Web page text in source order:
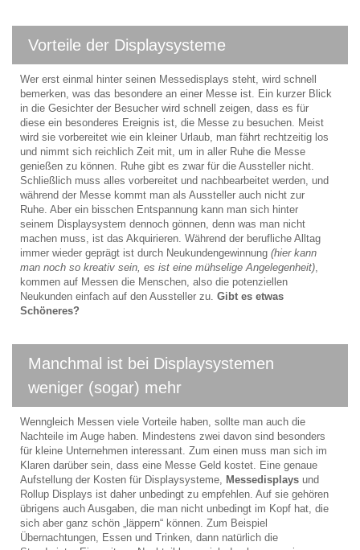
Vorteile der Displaysysteme
Wer erst einmal hinter seinen Messedisplays steht, wird schnell
bemerken, was das besondere an einer Messe ist. Ein kurzer Blick
in die Gesichter der Besucher wird schnell zeigen, dass es für
diese ein besonderes Ereignis ist, die Messe zu besuchen. Meist
wird sie vorbereitet wie ein kleiner Urlaub, man fährt rechtzeitig los
und nimmt sich reichlich Zeit mit, um in aller Ruhe die Messe
genießen zu können. Ruhe gibt es zwar für die Aussteller nicht.
Schließlich muss alles vorbereitet und nachbearbeitet werden, und
während der Messe kommt man als Aussteller auch nicht zur
Ruhe. Aber ein bisschen Entspannung kann man sich hinter
seinem Displaysystem dennoch gönnen, denn was man nicht
machen muss, ist das Akquirieren. Während der berufliche Alltag
immer wieder geprägt ist durch Neukundengewinnung (hier kann
man noch so kreativ sein, es ist eine mühselige Angelegenheit),
kommen auf Messen die Menschen, also die potenziellen
Neukunden einfach auf den Aussteller zu. Gibt es etwas
Schöneres?
Manchmal ist bei Displaysystemen
weniger (sogar) mehr
Wenngleich Messen viele Vorteile haben, sollte man auch die
Nachteile im Auge haben. Mindestens zwei davon sind besonders
für kleine Unternehmen interessant. Zum einen muss man sich im
Klaren darüber sein, dass eine Messe Geld kostet. Eine genaue
Aufstellung der Kosten für Displaysysteme, Messedisplays und
Rollup Displays ist daher unbedingt zu empfehlen. Auf sie gehören
übrigens auch Ausgaben, die man nicht unbedingt im Kopf hat, die
sich aber ganz schön „läppern“ können. Zum Beispiel
Übernachtungen, Essen und Trinken, dann natürlich die